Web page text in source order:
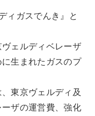
ィガスでんき』と
ェルディベレーザ
生まれたガスのプ
東京ヴェルディ及
ザの運営費、強化